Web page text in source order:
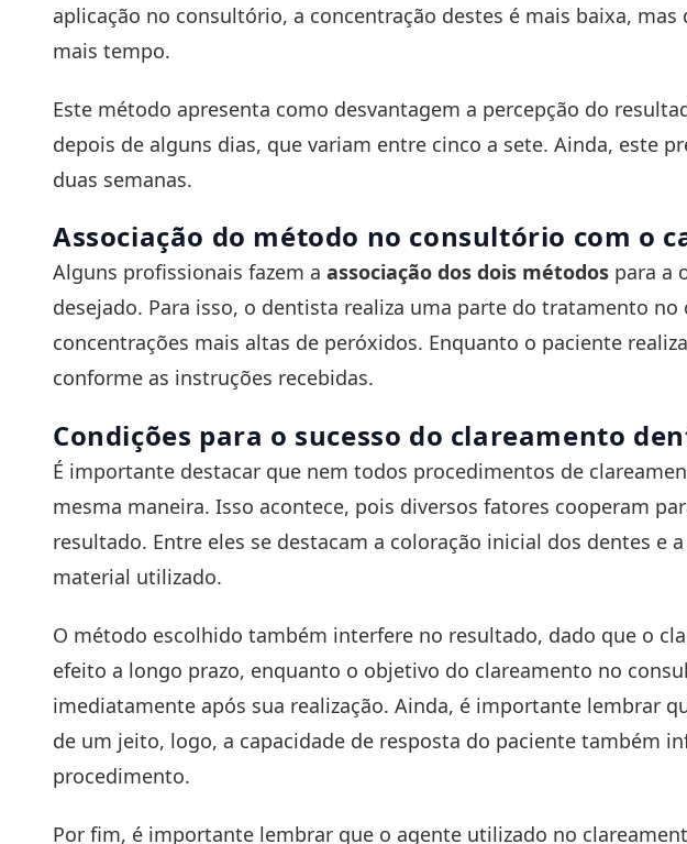
aplicação no consultório, a concentração destes é mais baixa,
mais tempo.
Este método apresenta como desvantagem a percepção do
depois de alguns dias, que variam entre cinco a sete. Ainda, este
duas semanas.
Associação do método no consultório com o
Alguns profissionais fazem a associação dos dois métodos para a
desejado. Para isso, o dentista realiza uma parte do tratamento
concentrações mais altas de peróxidos. Enquanto o paciente
conforme as instruções recebidas.
Condições para o sucesso do clareamento
É importante destacar que nem todos procedimentos de
mesma maneira. Isso acontece, pois diversos fatores cooperam
resultado. Entre eles se destacam a coloração inicial dos dentes e
material utilizado.
O método escolhido também interfere no resultado, dado que o
efeito a longo prazo, enquanto o objetivo do clareamento no
imediatamente após sua realização. Ainda, é importante lembrar
de um jeito, logo, a capacidade de resposta do paciente também
procedimento.
Por fim, é importante lembrar que o agente utilizado no